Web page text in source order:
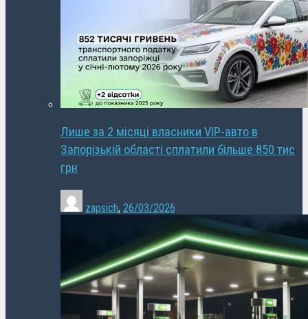
Лише за 2 місяці власники VIP-авто в
Запорізькій області сплатили більше 850 тис
грн
zapsich, 26/03/2026